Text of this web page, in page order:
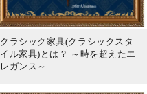
クラシック家具(クラシックスタ
イル家具)とは？ ～時を超えたエ
レガンス～